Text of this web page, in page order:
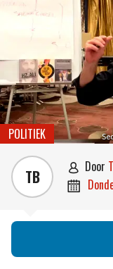
POLITIEK
TB  door
